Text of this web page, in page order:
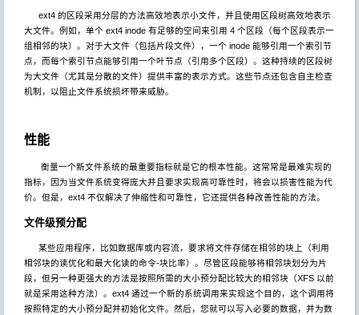
ext4 的区段采用分层的方法高效地表示小文件，并且使用区段树高效地表示
大文件。例如，单个 ext4 inode 有足够的空间来引用 4 个区段（每个区段表示一
组相邻的块）。对于大文件（包括片段文件），一个 inode 能够引用一个索引节
点，而每个索引节点能够引用一个叶节点（引用多个区段）。这种持续的区段树
为大文件（尤其是分散的文件）提供丰富的表示方式。这些节点还包含自主检查
机制，以阻止文件系统损坏带来威胁。
性能
衡量一个新文件系统的最重要指标就是它的根本性能。这常常是最难实现的
指标，因为当文件系统变得庞大并且要求实现高可靠性时，将会以损害性能为代
价。但是，ext4 不仅解决了伸缩性和可靠性，它还提供各种改善性能的方法。
文件级预分配
某些应用程序，比如数据库或内容流，要求将文件存储在相邻的块上（利用
相邻块的读优化和最大化读的命令-块比率）。尽管区段能够将相邻块划分为片
段，但另一种更强大的方法是按照所需的大小预分配比较大的相邻块（XFS 以前
就是采用这种方法）。ext4 通过一个新的系统调用来实现这个目的，这个调用将
按照特定的大小预分配并初始化文件。然后，您就可以写入必要的数据，并为数